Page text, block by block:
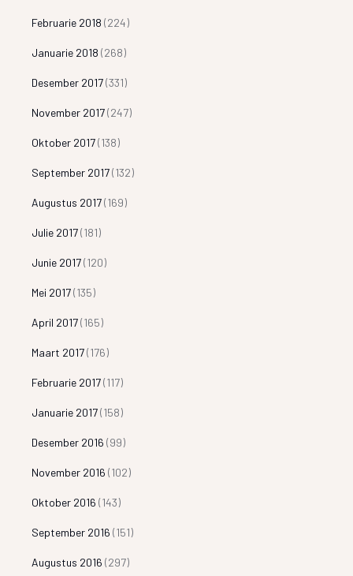
Februarie 2018 (224)
Januarie 2018 (268)
Desember 2017(331)
November 2017(247)
Oktober 2017(138)
September 2017(132)
Augustus 2017(169)
Julie 2017(181)
Junie 2017(120)
Mei 2017(135)
April 2017(165)
Maart 2017(176)
Februarie 2017(117)
Januarie 2017(158)
Desember 2016 (99)
November 2016 (102)
Oktober 2016 (143)
September 2016 (151)
Augustus 2016 (297)